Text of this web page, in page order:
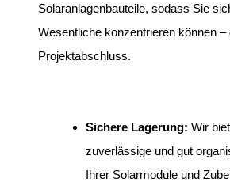
Solaranlagenbauteile, sodass Sie
Wesentliche konzentrieren können –
Projektabschluss.
Sichere Lagerung: Wir
zuverlässige und gut
Ihrer Solarmodule und